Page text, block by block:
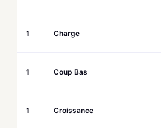
1 Charge
1 Coup Bas
1 Croissance